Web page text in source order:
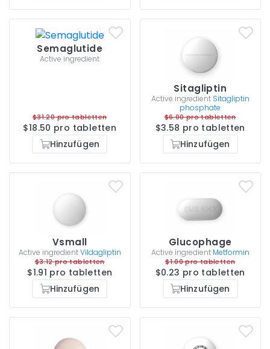
Semaglutide
Active ingredient
$31.20 pro tabletten
$18.50 pro tabletten
Hinzufügen
Sitagliptin
Active ingredient Sitagliptin
phosphate
$6.00 pro tabletten
$3.58 pro tabletten
Hinzufügen
Vsmall
Active ingredientVildagliptin
$3.12 pro tabletten
$1.91 pro tabletten
Hinzufügen
Glucophage
Active ingredient Metformin
$1.00 pro tabletten
$0.23 pro tabletten
Hinzufügen